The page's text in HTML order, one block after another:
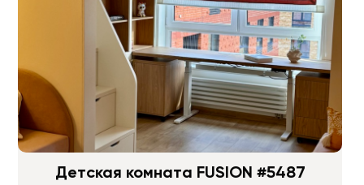
Детская комната FUSION #5487